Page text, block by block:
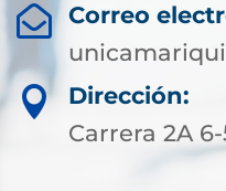

Correo

Dirección:
Carrera 2A